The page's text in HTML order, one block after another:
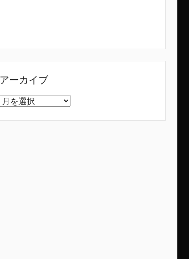
アーカイブ
ア